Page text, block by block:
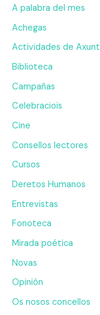
A palabra del mes
Achegas
Actividades de
Biblioteca
Campañas
Celebraciois
Cine
Consellos lectores
Cursos
Deretos Humanos
Entrevistas
Fonoteca
Mirada poética
Novas
Opinión
Os nosos concellos